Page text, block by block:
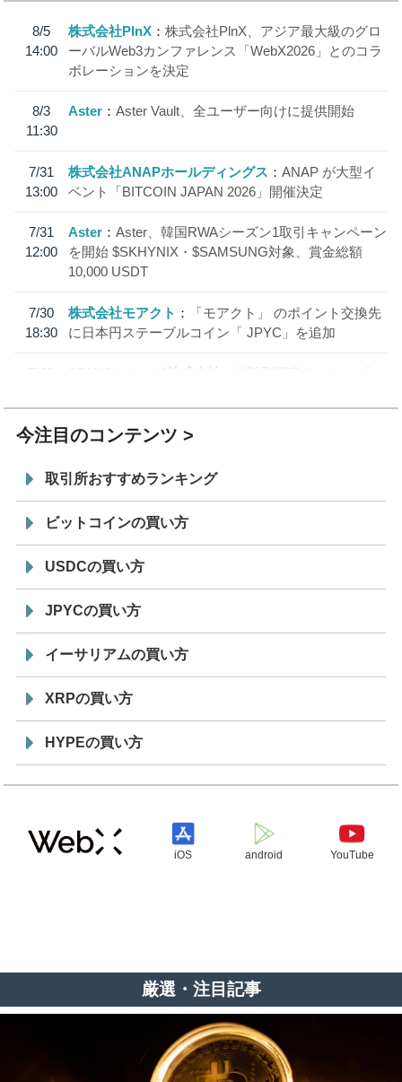
8/5
14:00
株式会社PlnX
株式会社PlnX、アジア最大級のグロ
ーバルWeb3カンファレンス「WebX2026」とのコラ
ボレーションを決定
8/3
11:30
Aster Aster Vault、全ユーザー向けに提供開始
7/31
13:00
株式会社ANAPホールディングス
ANAP が大型イ
ベント「BITCOIN JAPAN 2026」開催決定
7/31
12:00
Aster
Aster、韓国RWAシーズン1取引キャンペーン
を開始 $SKHYNIX・$SAMSUNG対象、賞金総額
10,000 USDT
7/30
18:30
株式会社モアクト
「モアクト」 のポイント交換先
に日本円ステーブルコイン「 JPYC」を追加
7/29
SBI VCトレード株式会社
信託型円建てステーブル
今注目のコンテンツ
取引所おすすめランキング
ビットコインの買い方
USDCの買い方
JPYCの買い方
イーサリアムの買い方
XRPの買い方
HYPEの買い方
iOS android YouTube
厳選・注目記事